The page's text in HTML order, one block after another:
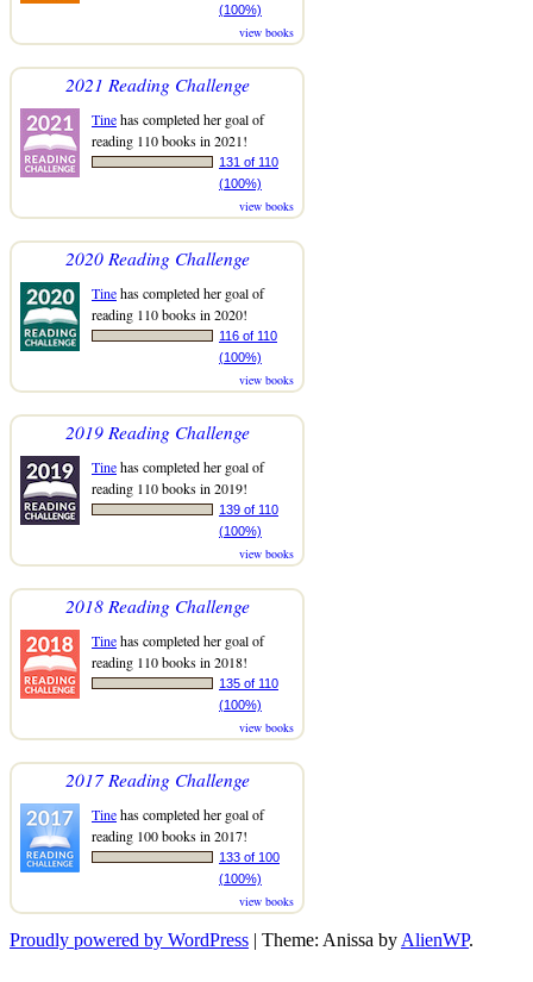
(100%)
view books
2021 Reading Challenge
Tinehas completed her goal of
reading 110 books in 2021!
131 of 110
(100%)
view books
2020 Reading Challenge
Tinehas completed her goal of
reading 110 books in 2020!
116 of 110
(100%)
view books
2019 Reading Challenge
Tinehas completed her goal of
reading 110 books in 2019!
139 of 110
(100%)
view books
2018 Reading Challenge
Tinehas completed her goal of
reading 110 books in 2018!
135 of 110
(100%)
view books
2017 Reading Challenge
Tinehas completed her goal of
reading 100 books in 2017!
133 of 100
(100%)
view books
Proudly powered by WordPress | Theme: Anissa by AlienWP.